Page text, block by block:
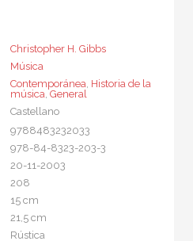
Christopher H. Gibbs
Música
Contemporánea, Historia de la
música, General
Castellano
9788483232033
978-84-8323-203-3
20-11-2003
208
15 cm
21,5 cm
Rústica